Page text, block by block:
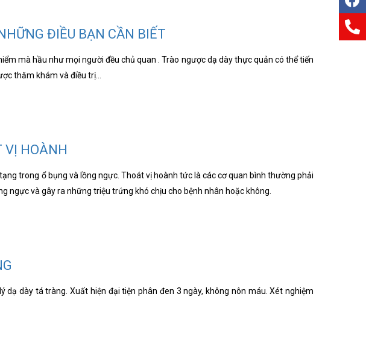
ĐIỀU BẠN CẦN BIẾT
mà hầu như mọi người đều chủ quan . Trào ngược dạ dày thực quản có thể tiến
thăm khám và điều trị…
VỊ HOÀNH
trong ổ bụng và lồng ngực. Thoát vị hoành tức là các cơ quan bình thường phải
ngực và gây ra những triệu trứng khó chịu cho bệnh nhân hoặc không.
dạ dày tá tràng. Xuất hiện đại tiện phân đen 3 ngày, không nôn máu. Xét nghiệm